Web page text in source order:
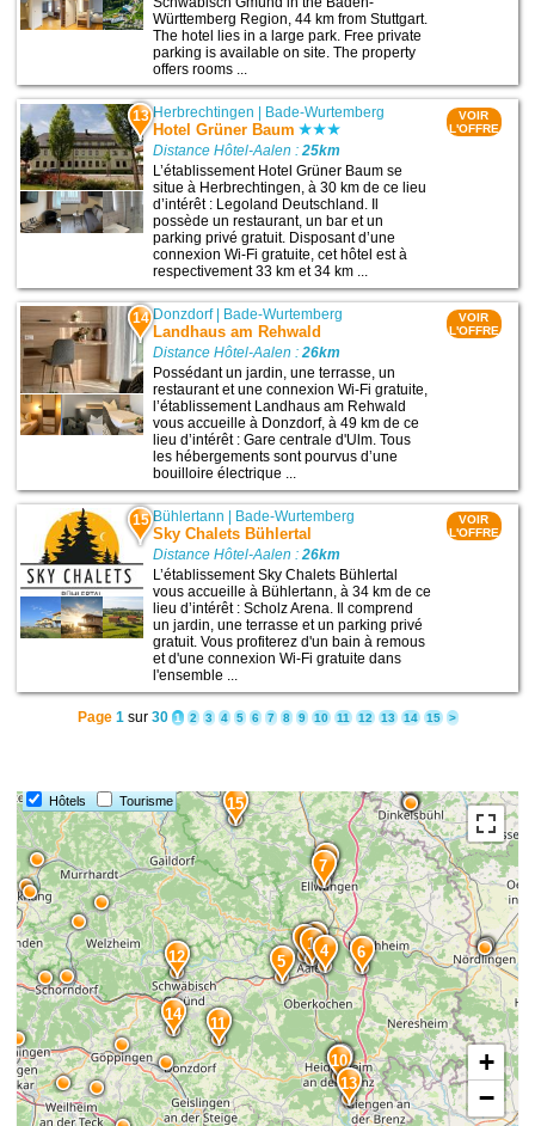
Württemberg Region, 44 km from Stuttgart.
The hotel lies in a large park. Free private
parking is available on site. The property
offers rooms ...
13 Herbrechtingen Bade-Wurtemberg
Hotel Grüner Baum
Distance Hôtel-Aalen :25km
L’établissement Hotel Grüner Baum se
situe à Herbrechtingen, à 30 km de ce lieu
d’intérêt : Legoland Deutschland. Il
possède un restaurant, un bar et un
parking privé gratuit. Disposant d’une
connexion Wi-Fi gratuite, cet hôtel est à
respectivement 33 km et 34 km ...
VOIR
L'OFFRE
14 Donzdorf| Bade-Wurtemberg
Landhaus am Rehwald
Distance Hôtel-Aalen :26km
Possédant un jardin, une terrasse, un
restaurant et une connexion Wi-Fi gratuite,
l’établissement Landhaus am Rehwald
vous accueille à Donzdorf, à 49 km de ce
lieu d’intérêt : Gare centrale d'Ulm. Tous
les hébergements sont pourvus d’une
bouilloire électrique ...
VOIR
L'OFFRE
15 Bühlertann Bade-Wurtemberg
Sky Chalets Bühlertal
Distance Hôtel-Aalen :26km
L’établissement Sky Chalets Bühlertal
vous accueille à Bühlertann, à 34 km de ce
lieu d’intérêt : Scholz Arena. Il comprend
un jardin, une terrasse et un parking privé
gratuit. Vous profiterez d'un bain à remous
et d'une connexion Wi-Fi gratuite dans
l'ensemble ...
VOIR
L'OFFRE
Page 1sur 30 1 2 3 4 5 6 7 8 9 10 11 12 13 14 15 >
Hôtels Tourisme 15
14
13
12
11
10
9
8
7
6
5
4
32
1
+
−